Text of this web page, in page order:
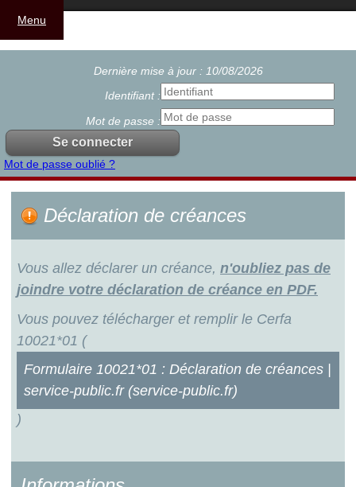
Dernière mise à jour : 10/08/2026
Identifiant :
Mot de passe :
Mot de passe oublié ?
Menu
Déclaration de créances
Vous allez déclarer un créance, n'oubliez pas de
joindre votre déclaration de créance en PDF.
Vous pouvez télécharger et remplir le Cerfa
10021*01 (
Formulaire 10021*01 : Déclaration de créances |
service-public.fr (service-public.fr)
)